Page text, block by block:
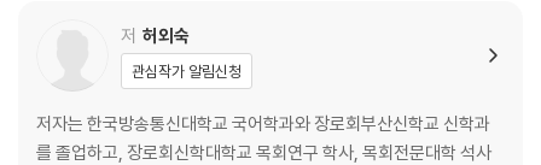
14 요 6:55 내 살은 참된 양식이요 35
15 요 8:7 너희 중에 죄 없는 자가 37
16 요 8:12 나는 세상의 빛이니 39
17 요 10:3 자기 양의 이름을 각각 불러 41
18 요 10:11 나는 선한 목자라 43
저 허외숙
관심작가 알림신청
저자는 한국방송통신대학교 국어학과와 장로회부산신학교 신학과
를 졸업하고, 장로회신학대학교 목회연구 학사, 목회전문대학 석사